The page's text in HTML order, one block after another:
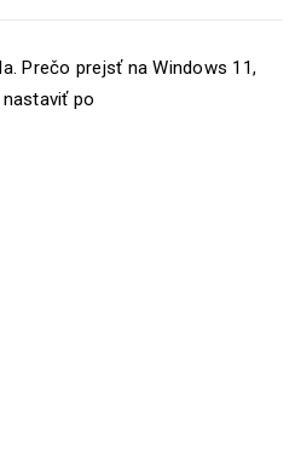
Prečo prejsť na Windows 11,
po